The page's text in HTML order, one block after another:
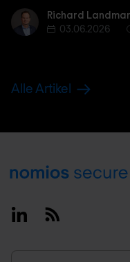
Richard Landman
Richard
03.06.2026
Alle Artikel
Footer
LinkedinRSS